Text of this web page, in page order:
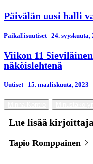
Päivälän uusi halli
Paikallisuutiset 24. syyskuuta,
Viikon 11
näköislehtenä
Uutiset 15. maaliskuuta, 2023
Lue lisää
Tapio Romppainen